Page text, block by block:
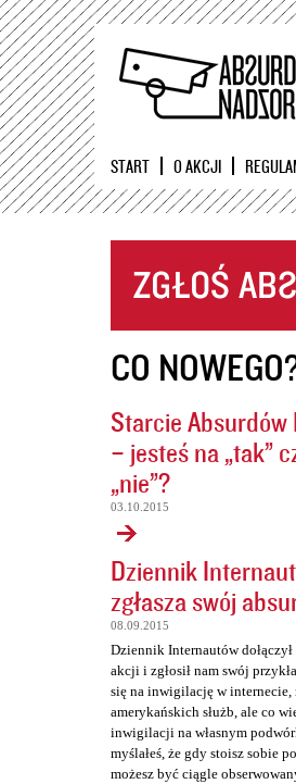
START O AKCJI
CO
Starcie Absurdów
– jesteś na „tak”
„nie”?
03.10.2015
Dziennik
zgłasza swój
08.09.2015
Dziennik Internautów dołączył
akcji i zgłosił nam swój
się na inwigilację w internecie,
amerykańskich służb, ale co
inwigilacji na własnym
myślałeś, że gdy stoisz sobie
możesz być ciągle